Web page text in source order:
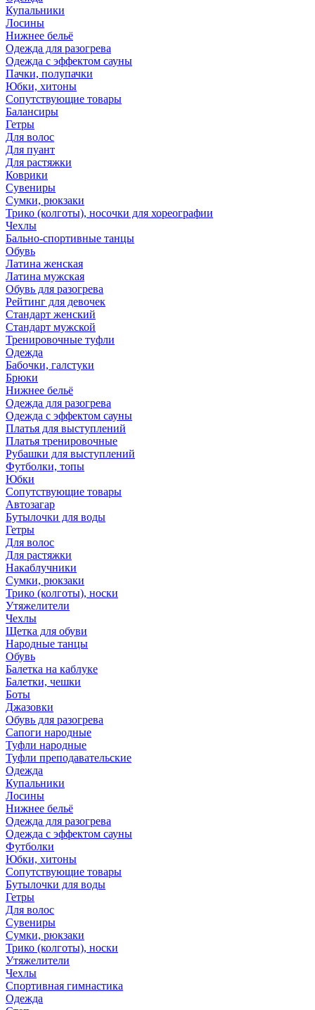
Купальники
Лосины
Нижнее бельё
Одежда для разогрева
Одежда с эффектом сауны
Пачки, полупачки
Юбки, хитоны
Сопутствующие товары
Балансиры
Гетры
Для волос
Для пуант
Для растяжки
Коврики
Сувениры
Сумки, рюкзаки
Трико (колготы), носочки для хореографии
Чехлы
Бально-спортивные танцы
Обувь
Латина женская
Латина мужская
Обувь для разогрева
Рейтинг для девочек
Стандарт женский
Стандарт мужской
Тренировочные туфли
Одежда
Бабочки, галстуки
Брюки
Нижнее бельё
Одежда для разогрева
Одежда с эффектом сауны
Платья для выступлений
Платья тренировочные
Рубашки для выступлений
Футболки, топы
Юбки
Сопутствующие товары
Автозагар
Бутылочки для воды
Гетры
Для волос
Для растяжки
Накаблучники
Сумки, рюкзаки
Трико (колготы), носки
Утяжелители
Чехлы
Щетка для обуви
Народные танцы
Обувь
Балетка на каблуке
Балетки, чешки
Боты
Джазовки
Обувь для разогрева
Сапоги народные
Туфли народные
Туфли преподавательские
Одежда
Купальники
Лосины
Нижнее бельё
Одежда для разогрева
Одежда с эффектом сауны
Футболки
Юбки, хитоны
Сопутствующие товары
Бутылочки для воды
Гетры
Для волос
Сувениры
Сумки, рюкзаки
Трико (колготы), носки
Утяжелители
Чехлы
Спортивная гимнастика
Одежда